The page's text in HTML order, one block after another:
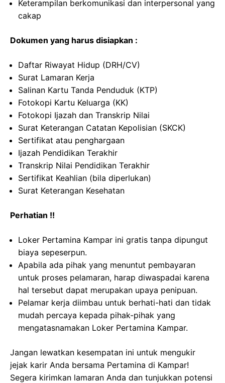
Keterampilan berkomunikasi dan interpersonal yang
cakap
Dokumen yang harus disiapkan :
Daftar Riwayat Hidup (DRH/CV)
Surat Lamaran Kerja
Salinan Kartu Tanda Penduduk (KTP)
Fotokopi Kartu Keluarga (KK)
Fotokopi Ijazah dan Transkrip Nilai
Surat Keterangan Catatan Kepolisian (SKCK)
Sertifikat atau penghargaan
Ijazah Pendidikan Terakhir
Transkrip Nilai Pendidikan Terakhir
Sertifikat Keahlian (bila diperlukan)
Surat Keterangan Kesehatan
Perhatian !!
Loker Pertamina Kampar ini gratis tanpa dipungut
biaya sepeserpun.
Apabila ada pihak yang menuntut pembayaran
untuk proses pelamaran, harap diwaspadai karena
hal tersebut dapat merupakan upaya penipuan.
Pelamar kerja diimbau untuk berhati-hati dan tidak
mudah percaya kepada pihak-pihak yang
mengatasnamakan Loker Pertamina Kampar.
Jangan lewatkan kesempatan ini untuk mengukir
jejak karir Anda bersama Pertamina di Kampar!
Segera kirimkan lamaran Anda dan tunjukkan potensi